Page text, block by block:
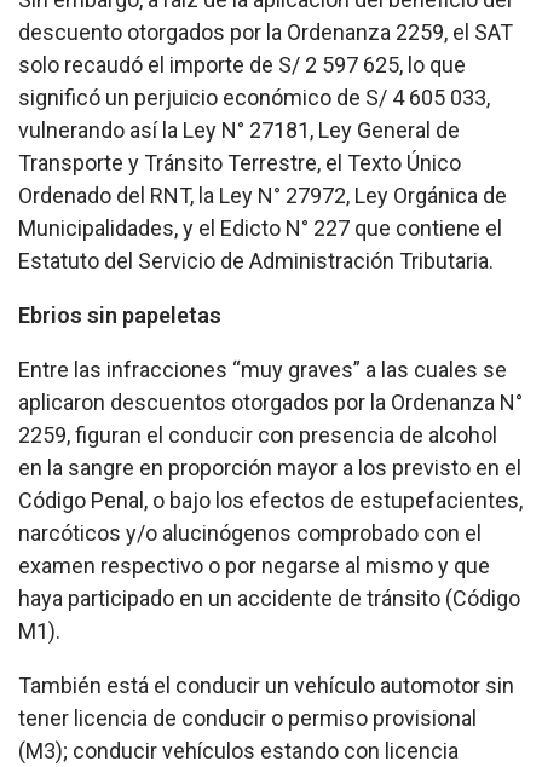
descuento otorgados por la Ordenanza 2259, el SAT
solo recaudó el importe de S/ 2 597 625, lo que
significó un perjuicio económico de S/ 4 605 033,
vulnerando así la Ley N° 27181, Ley General de
Transporte y Tránsito Terrestre, el Texto Único
Ordenado del RNT, la Ley N° 27972, Ley Orgánica de
Municipalidades, y el Edicto N° 227 que contiene el
Estatuto del Servicio de Administración Tributaria.
Ebrios sin papeletas
Entre las infracciones “muy graves” a las cuales se
aplicaron descuentos otorgados por la Ordenanza N°
2259, figuran el conducir con presencia de alcohol
en la sangre en proporción mayor a los previsto en el
Código Penal, o bajo los efectos de estupefacientes,
narcóticos y/o alucinógenos comprobado con el
examen respectivo o por negarse al mismo y que
haya participado en un accidente de tránsito (Código
M1).
También está el conducir un vehículo automotor sin
tener licencia de conducir o permiso provisional
(M3); conducir vehículos estando con licencia